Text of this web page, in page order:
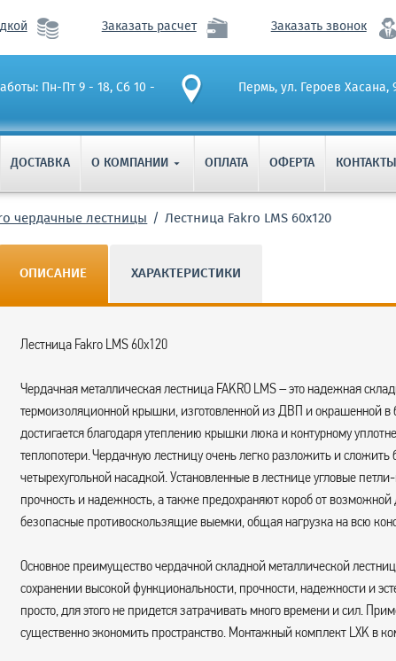
Заказать расчет Заказать звонок
Пн-Пт 9 - 18, Сб 10 - Пермь, ул. Героев
ДОСТАВКА О КОМПАНИИ  ОПЛАТА ОФЕРТА КОНТАКТЫ
чердачные лестницы Лестница Fakro LMS 60х120
ОПИСАНИЕ ХАРАКТЕРИСТИКИ
Лестница Fakro LMS 60х120
Чердачная металлическая лестница FAKRO LMS – это надежная
термоизоляционной крышки, изготовленной из ДВП и окрашенной в
достигается благодаря утеплению крышки люка и контурному
теплопотери. Чердачную лестницу очень легко разложить и
четырехугольной насадкой. Установленные в лестнице угловые
прочность и надежность, а также предохраняют короб от
безопасные противоскользящие выемки, общая нагрузка на всю
Основное преимущество чердачной складной металлической
сохранении высокой функциональности, прочности, надежности и
просто, для этого не придется затрачивать много времени и сил.
существенно экономить пространство. Монтажный комплект LXK в